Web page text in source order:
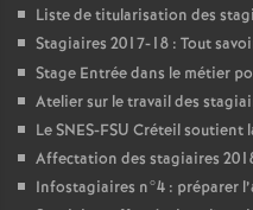
Liste de titularisation des
Stagiaires 2017-18 : Tout
Stage Entrée dans le métier
Atelier sur le travail des
LeSNES-FSU Créteil soutient
Affectation des stagiaires
Infostagiaires n°4 : préparer